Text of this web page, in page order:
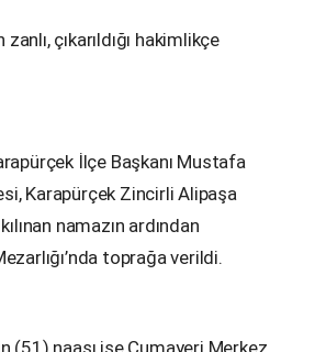
çıkarıldığı hakimlikçe
İlçe Başkanı Mustafa
Karapürçek Zincirli Alipaşa
namazın ardından
toprağa verildi.
(51) naaşı ise Cumayeri Merkez